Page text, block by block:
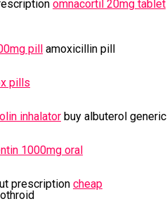
omnacortil 20mg tablet
pill amoxicillin pill
pills
inhalator buy albuterol generic
1000mg oral
prescription cheap